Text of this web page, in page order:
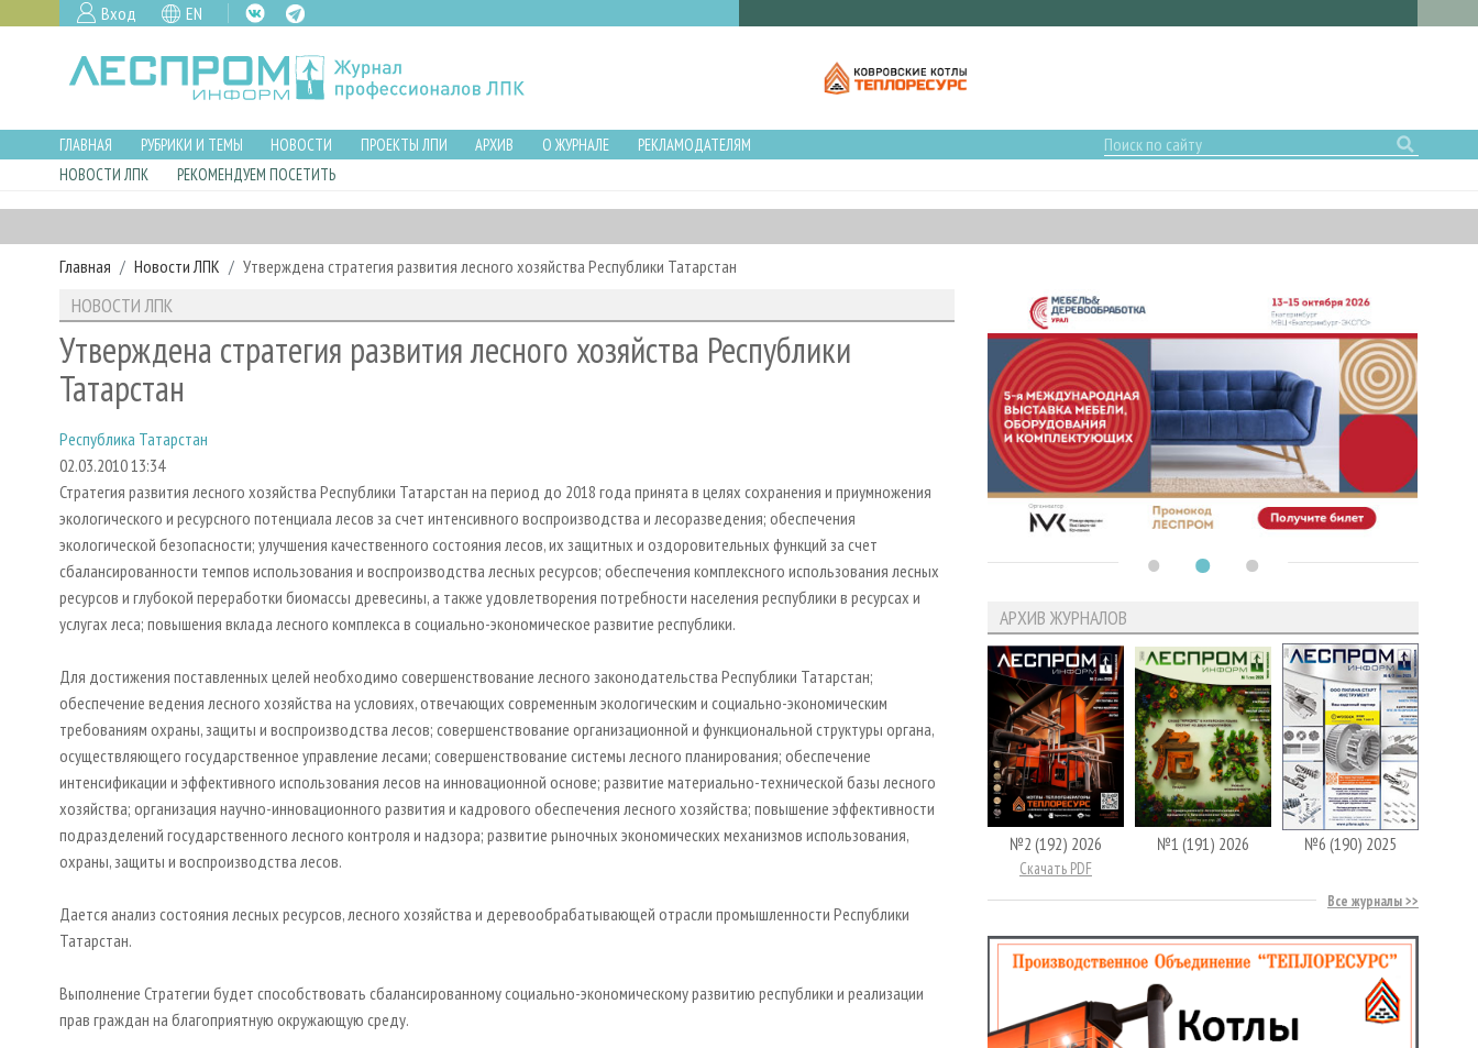
Вход EN
ГЛАВНАЯ РУБРИКИ И ТЕМЫ НОВОСТИ ПРОЕКТЫ ЛПИ АРХИВ О ЖУРНАЛЕ
РЕКЛАМОДАТЕЛЯМ
НОВОСТИ ЛПК
РЕКОМЕНДУЕМ ПОСЕТИТЬ
Главная Новости ЛПК Утверждена стратегия развития лесного хозяйства Республики Татарстан
НОВОСТИ ЛПК
Утверждена стратегия развития лесного хозяйства Республики
Татарстан
Республика Татарстан
02.03.2010 13:34
Стратегия развития лесного хозяйства Республики Татарстан на период до 2018 года принята в целях сохранения и приумножения
экологического и ресурсного потенциала лесов за счет интенсивного воспроизводства и лесоразведения; обеспечения
экологической безопасности; улучшения качественного состояния лесов, их защитных и оздоровительных функций за счет
сбалансированности темпов использования и воспроизводства лесных ресурсов; обеспечения комплексного использования лесных
ресурсов и глубокой переработки биомассы древесины, а также удовлетворения потребности населения республики в ресурсах и
услугах леса; повышения вклада лесного комплекса в социально-экономическое развитие республики.
Для достижения поставленных целей необходимо совершенствование лесного законодательства Республики Татарстан;
обеспечение ведения лесного хозяйства на условиях, отвечающих современным экологическим и социально-экономическим
требованиям охраны, защиты и воспроизводства лесов; совершенствование организационной и функциональной структуры органа,
осуществляющего государственное управление лесами; совершенствование системы лесного планирования; обеспечение
интенсификации и эффективного использования лесов на инновационной основе; развитие материально-технической базы лесного
хозяйства; организация научно-инновационного развития и кадрового обеспечения лесного хозяйства; повышение эффективности
подразделений государственного лесного контроля и надзора; развитие рыночных экономических механизмов использования,
охраны, защиты и воспроизводства лесов.
Дается анализ состояния лесных ресурсов, лесного хозяйства и деревообрабатывающей отрасли промышленности Республики
Татарстан.
Выполнение Стратегии будет способствовать сбалансированному социально-экономическому развитию республики и реализации
прав граждан на благоприятную окружающую среду.
АРХИВ ЖУРНАЛОВ
№2 (192) 2026
Скачать PDF
№1 (191) 2026 №6 (190) 2025
Все журналы